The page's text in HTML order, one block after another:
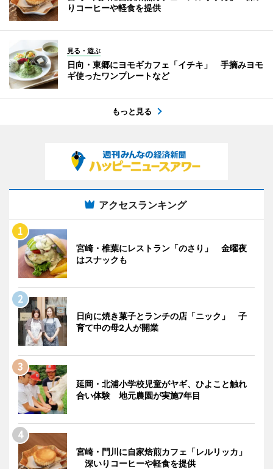
りコーヒーや軽食を提供
見る・遊ぶ
日向・東郷にヨモギカフェ「イチキ」 手摘みヨモ
ギ使ったワンプレートなど
もっと見る
アクセスランキング
宮崎・椎葉にレストラン「のさり」 金曜夜
はスナックも
日向に焼き菓子とランチの店「ニック」 子
育て中の母2人が開業
延岡・北浦小学校児童がヤギ、ひよこと触れ
合い体験 地元農園が実施7年目
宮崎・門川に自家焙煎カフェ「レルリッカ」
深いりコーヒーや軽食を提供